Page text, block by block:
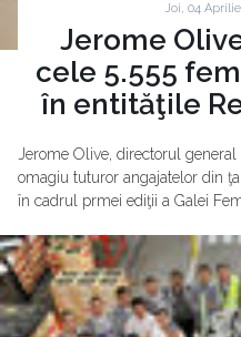
Joi, 04 Aprilie
Jerome
cele 5.555
în entităţile
Jerome Olive, directorul
omagiu tuturor angajatelor din
în cadrul prmei ediţii a Galei